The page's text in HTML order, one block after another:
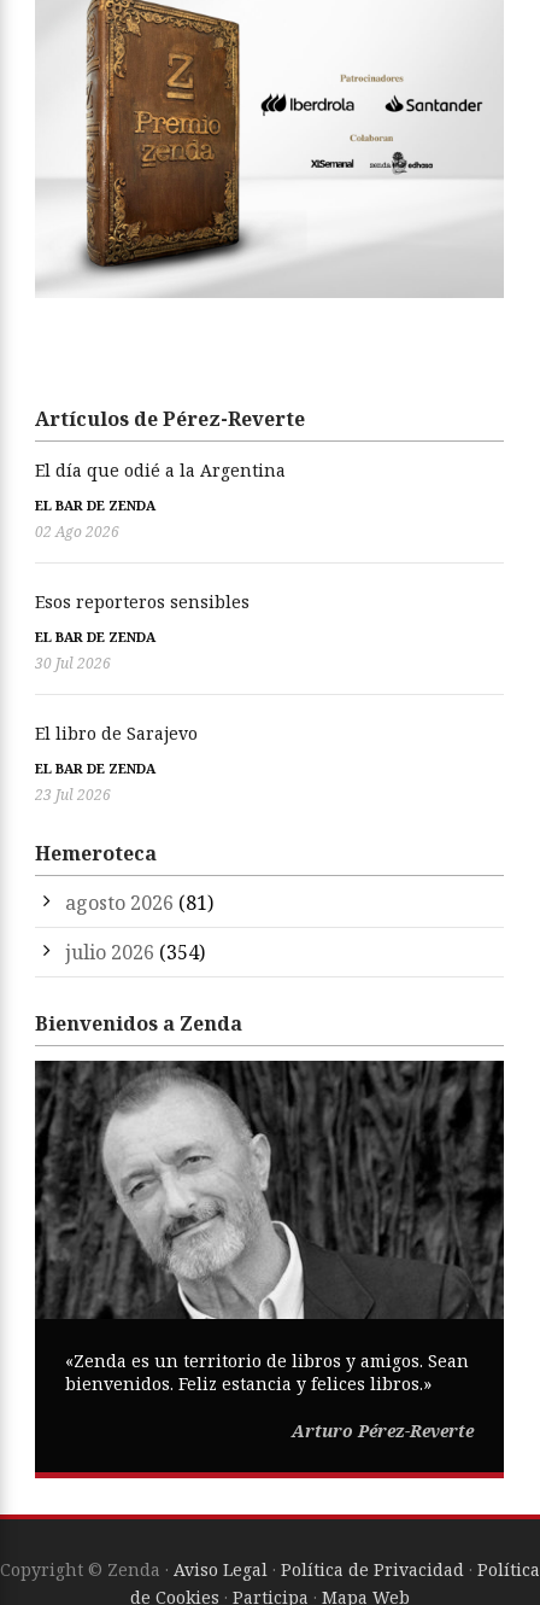
Artículos de Pérez-Reverte
El día que odié a la Argentina
EL BAR DE ZENDA
02 Ago 2026
Esos reporteros sensibles
EL BAR DE ZENDA
30 Jul 2026
El libro de Sarajevo
EL BAR DE ZENDA
23 Jul 2026
Hemeroteca
agosto 2026 (81)
julio 2026 (354)
Bienvenidos a Zenda
«Zenda es un territorio de libros y amigos. Sean
bienvenidos. Feliz estancia y felices libros.»
Arturo Pérez-Reverte
Copyright © Zenda · Aviso Legal · Política de Privacidad · Política
de Cookies · Participa · Mapa Web